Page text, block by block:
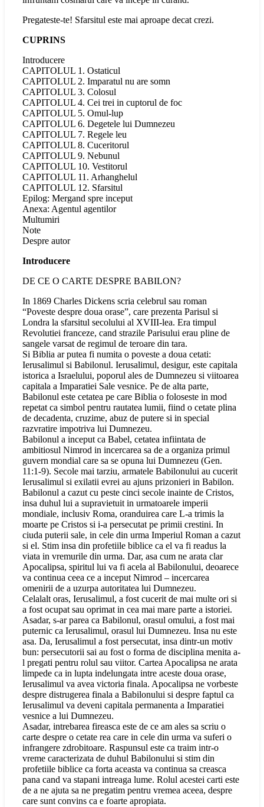
Pregateste-te! Sfarsitul este mai aproape decat crezi.
CUPRINS
Introducere
CAPITOLUL 1. Ostaticul
CAPITOLUL 2. Imparatul nu are somn
CAPITOLUL 3. Colosul
CAPITOLUL 4. Cei trei in cuptorul de foc
CAPITOLUL 5. Omul-lup
CAPITOLUL 6. Degetele lui Dumnezeu
CAPITOLUL 7. Regele leu
CAPITOLUL 8. Cuceritorul
CAPITOLUL 9. Nebunul
CAPITOLUL 10. Vestitorul
CAPITOLUL 11. Arhanghelul
CAPITOLUL 12. Sfarsitul
Epilog: Mergand spre inceput
Anexa: Agentul agentilor
Multumiri
Note
Despre autor
Introducere
DE CE O CARTE DESPRE BABILON?
In 1869 Charles Dickens scria celebrul sau roman
“Poveste despre doua orase”, care prezenta Parisul si
Londra la sfarsitul secolului al XVIII-lea. Era timpul
Revolutiei franceze, cand strazile Parisului erau pline de
sangele varsat de regimul de teroare din tara.
Si Biblia ar putea fi numita o poveste a doua cetati:
Ierusalimul si Babilonul. Ierusalimul, desigur, este capitala
istorica a Israelului, poporul ales de Dumnezeu si viitoarea
capitala a Imparatiei Sale vesnice. Pe de alta parte,
Babilonul este cetatea pe care Biblia o foloseste in mod
repetat ca simbol pentru rautatea lumii, fiind o cetate plina
de decadenta, cruzime, abuz de putere si in special
razvratire impotriva lui Dumnezeu.
Babilonul a inceput ca Babel, cetatea infiintata de
ambitiosul Nimrod in incercarea sa de a organiza primul
guvern mondial care sa se opuna lui Dumnezeu (Gen.
11:1-9). Secole mai tarziu, armatele Babilonului au cucerit
Ierusalimul si exilatii evrei au ajuns prizonieri in Babilon.
Babilonul a cazut cu peste cinci secole inainte de Cristos,
insa duhul lui a supravietuit in urmatoarele imperii
mondiale, inclusiv Roma, oranduirea care L-a trimis la
moarte pe Cristos si i-a persecutat pe primii crestini. In
ciuda puterii sale, in cele din urma Imperiul Roman a cazut
si el. Stim insa din profetiile biblice ca el va fi readus la
viata in vremurile din urma. Dar, asa cum ne arata clar
Apocalipsa, spiritul lui va fi acela al Babilonului, deoarece
va continua ceea ce a inceput Nimrod – incercarea
omenirii de a uzurpa autoritatea lui Dumnezeu.
Celalalt oras, Ierusalimul, a fost cucerit de mai multe ori si
a fost ocupat sau oprimat in cea mai mare parte a istoriei.
Asadar, s-ar parea ca Babilonul, orasul omului, a fost mai
puternic ca Ierusalimul, orasul lui Dumnezeu. Insa nu este
asa. Da, Ierusalimul a fost persecutat, insa dintr-un motiv
bun: persecutorii sai au fost o forma de disciplina menita a-
l pregati pentru rolul sau viitor. Cartea Apocalipsa ne arata
limpede ca in lupta indelungata intre aceste doua orase,
Ierusalimul va avea victoria finala. Apocalipsa ne vorbeste
despre distrugerea finala a Babilonului si despre faptul ca
Ierusalimul va deveni capitala permanenta a Imparatiei
vesnice a lui Dumnezeu.
Asadar, intrebarea fireasca este de ce am ales sa scriu o
carte despre o cetate rea care in cele din urma va suferi o
infrangere zdrobitoare. Raspunsul este ca traim intr-o
vreme caracterizata de duhul Babilonului si stim din
profetiile biblice ca forta aceasta va continua sa creasca
pana cand va stapani intreaga lume. Rolul acestei carti este
de a ne ajuta sa ne pregatim pentru vremea aceea, despre
care sunt convins ca e foarte apropiata.